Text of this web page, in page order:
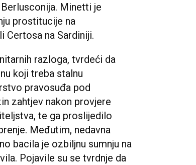
Minetti je
prostitucije na
Certosa na Sardiniji.
razloga, tvrdeći da
koji treba stalnu
pravosuđa pod
zahtjev nakon provjere
te ga proslijedilo
Međutim, nedavna
bacila je ozbiljnu sumnju na
Pojavile su se tvrdnje da